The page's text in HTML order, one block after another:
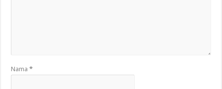
Nama*